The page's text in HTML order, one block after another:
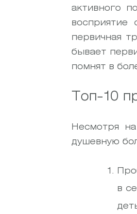
активного
первичная
бывает
помнят в
Топ-10
Несмотря
душевную
в